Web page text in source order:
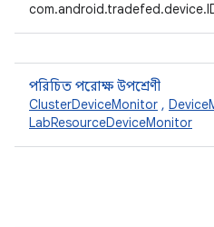
পরিচিত পরোক্ষ উপশ্রেণী
ClusterDeviceMonitor ,
LabResourceDeviceMonitor